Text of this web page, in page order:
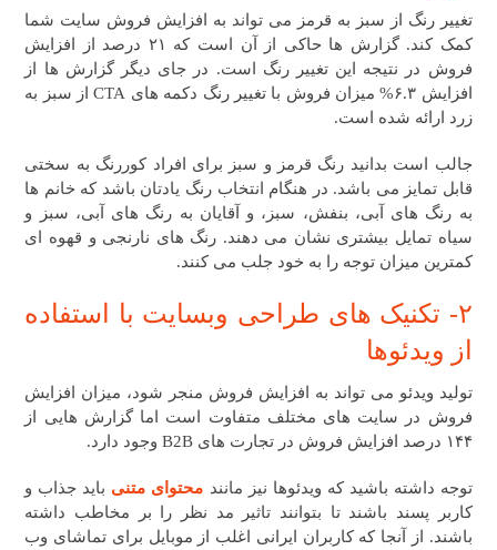
تغییر رنگ از سبز به قرمز می تواند به افزایش فروش سایت شما
کمک کند. گزارش ها حاکی از آن است که ۲۱ درصد از افزایش
فروش در نتیجه این تغییر رنگ است. در جای دیگر گزارش ها از
افزایش ۶.۳% میزان فروش با تغییر رنگ دکمه های CTA از سبز به
زرد ارائه شده است.
جالب است بدانید رنگ قرمز و سبز برای افراد کوررنگ به سختی
قابل تمایز می باشد. در هنگام انتخاب رنگ یادتان باشد که خانم ها
به رنگ های آبی، بنفش، سبز، و آقایان به رنگ های آبی، سبز و
سیاه تمایل بیشتری نشان می دهند. رنگ های نارنجی و قهوه ای
کمترین میزان توجه را به خود جلب می کنند.
۲- تکنیک های طراحی وبسایت ​با استفاده
از ویدئوها
تولید ویدئو می تواند به افزایش فروش منجر شود، میزان افزایش
فروش در سایت های مختلف متفاوت است اما گزارش هایی از
۱۴۴ درصد افزایش فروش در تجارت های B2B وجود دارد.
توجه داشته باشید که ویدئوها نیز مانند محتوای متنی باید جذاب و
کاربر پسند باشند تا بتوانند تاثیر مد نظر را بر مخاطب داشته
باشند. از آنجا که کاربران ایرانی اغلب از موبایل برای تماشای وب